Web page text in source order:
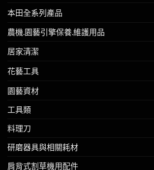
本田全系列產品
農機.園藝引擎保養.維護用品
居家清潔
花藝工具
園藝資材
工具類
料理刀
研磨器具與相關耗材
肩背式割草機用配件